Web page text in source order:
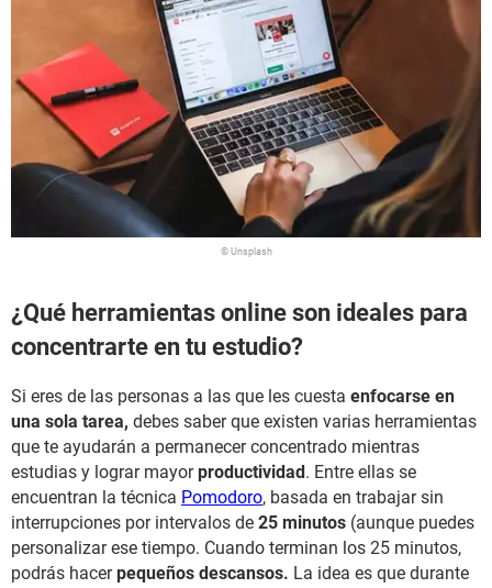
© Unsplash
¿Qué herramientas online son ideales para
concentrarte en tu estudio?
Si eres de las personas a las que les cuesta enfocarse en
una sola tarea, debes saber que existen varias herramientas
que te ayudarán a permanecer concentrado mientras
estudias y lograr mayorproductividad . Entre ellas se
encuentran la técnica Pomodoro, basada en trabajar sin
interrupciones por intervalos de 25 minutos (aunque puedes
personalizar ese tiempo. Cuando terminan los 25 minutos,
podrás hacerpequeños descansos. La idea es que durante